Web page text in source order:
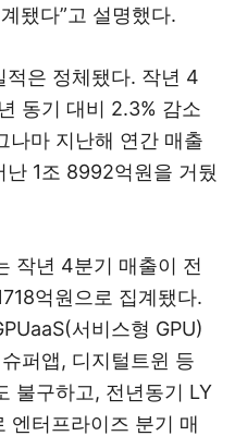
됐다”고 설명했다.
적은 정체됐다. 작년 4
동기 대비 2.3% 감소
나마 지난해 연간 매출
1조 8992억원을 거뒀
작년 4분기 매출이 전
억원으로 집계됐다.
서비스형 GPU)
퍼앱, 디지털트윈 등
불구하고, 전년동기 LY
엔터프라이즈 분기 매